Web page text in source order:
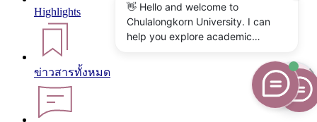
Highlights
ข่าวสารทั้งหมด
👋 Hello and welcome to
Chulalongkorn University. I can
help you explore academic